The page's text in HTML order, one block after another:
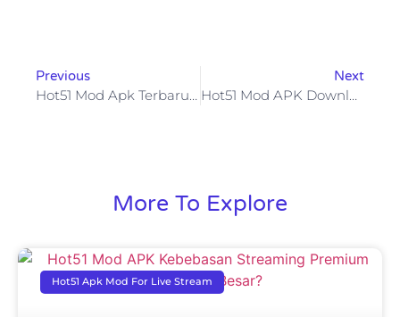
Previous Next
More To Explore
Hot51 Apk Mod For Live Stream